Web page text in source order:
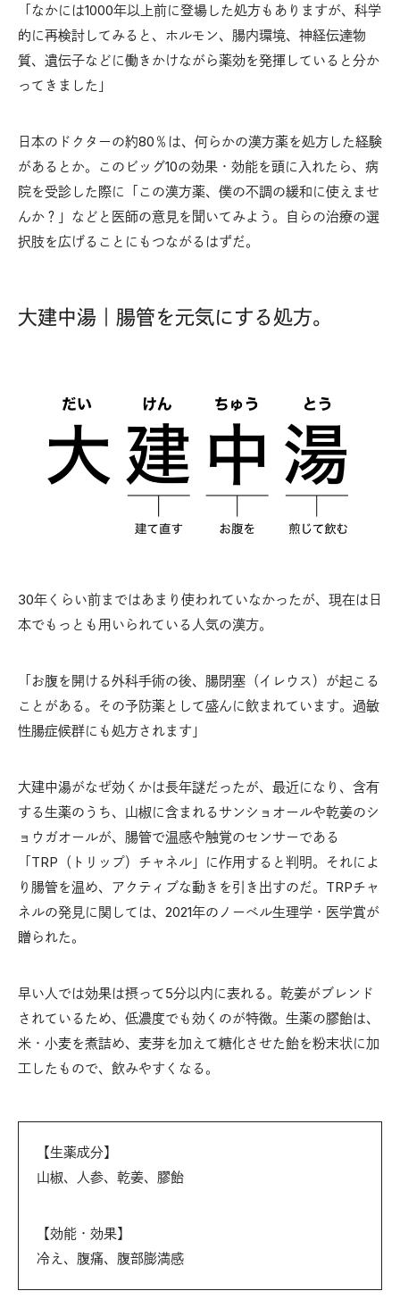
「なかには1000年以上前に登場した処方もありますが、科学
的に再検討してみると、ホルモン、腸内環境、神経伝達物
質、遺伝子などに働きかけながら薬効を発揮していると分か
ってきました」
日本のドクターの約80％は、何らかの漢方薬を処方した経験
があるとか。このビッグ10の効果・効能を頭に入れたら、病
院を受診した際に「この漢方薬、僕の不調の緩和に使えませ
んか？」などと医師の意見を聞いてみよう。自らの治療の選
択肢を広げることにもつながるはずだ。
大建中湯｜腸管を元気にする処方。
30年くらい前まではあまり使われていなかったが、現在は日
本でもっとも用いられている人気の漢方。
「お腹を開ける外科手術の後、腸閉塞（イレウス）が起こる
ことがある。その予防薬として盛んに飲まれています。過敏
性腸症候群にも処方されます」
大建中湯がなぜ効くかは長年謎だったが、最近になり、含有
する生薬のうち、山椒に含まれるサンショオールや乾姜のシ
ョウガオールが、腸管で温感や触覚のセンサーである
「TRP（トリップ）チャネル」に作用すると判明。それによ
り腸管を温め、アクティブな動きを引き出すのだ。TRPチャ
ネルの発見に関しては、2021年のノーベル生理学・医学賞が
贈られた。
早い人では効果は摂って5分以内に表れる。乾姜がブレンド
されているため、低濃度でも効くのが特徴。生薬の膠飴は、
米・小麦を煮詰め、麦芽を加えて糖化させた飴を粉末状に加
工したもので、飲みやすくなる。
【生薬成分】
山椒、人参、乾姜、膠飴
【効能・効果】
冷え、腹痛、腹部膨満感